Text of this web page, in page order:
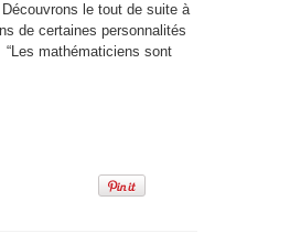
le tout de suite à
de certaines personnalités
mathématiciens sont